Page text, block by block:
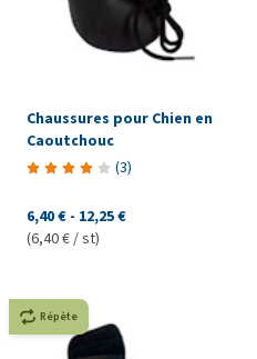
Chaussures pour Chien en
Caoutchouc
(3)
6,40 € - 12,25 €
(6,40 € / st)
Répète